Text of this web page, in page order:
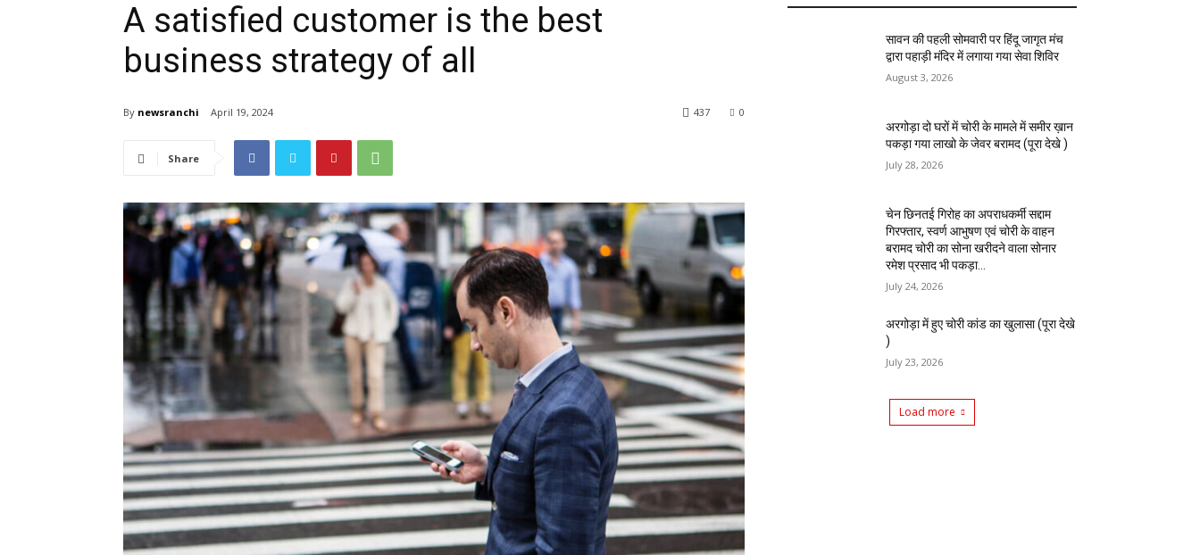
A satisfied customer is the best
business strategy of all
By newsranchi April 19, 2024 0
437
Share
सावन की पहली सोमवारी पर हिंदू जागृत मंच
द्वारा पहाड़ी मंदिर में लगाया गया सेवा शिविर
August 3, 2026
अरगोड़ा दो घरों में चोरी के मामले में समीर ख़ान
पकड़ा गया लाखो के जेवर बरामद (पूरा देखे )
July 28, 2026
चेन छिनतई गिरोह का अपराधकर्मी सद्दाम
गिरफ्तार, स्वर्ण आभुषण एवं चोरी के वाहन
बरामद चोरी का सोना खरीदने वाला सोनार
रमेश प्रसाद भी पकड़ा...
July 24, 2026
अरगोड़ा में हुए चोरी कांड का खुलासा (पूरा देखे
)
July 23, 2026
Load more